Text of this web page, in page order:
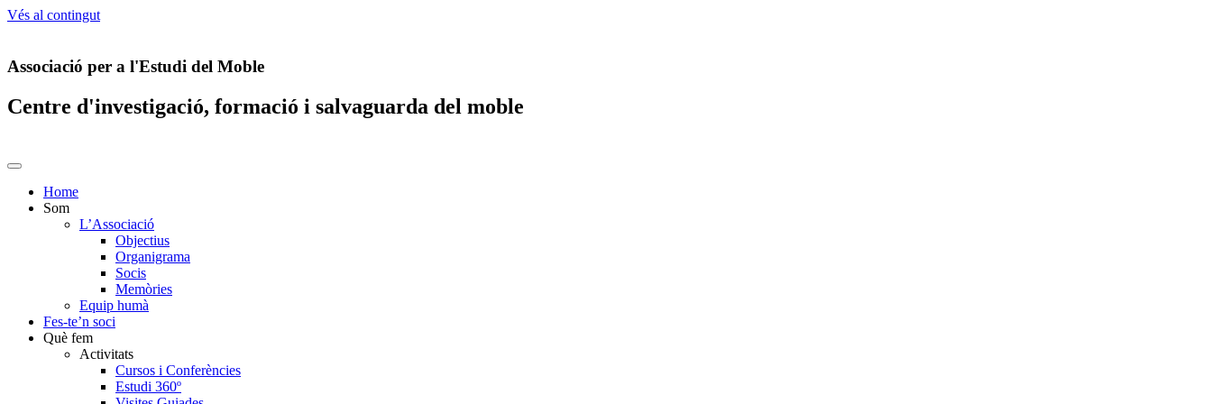
Vés al contingut
Associació per a l'Estudi del Moble
Centre d'investigació, formació i salvaguarda del moble
Home
Som
L’Associació
Objectius
Organigrama
Socis
Memòries
Equip humà
Fes-te’n soci
Què fem
Activitats
Cursos i Conferències
Estudi 360º